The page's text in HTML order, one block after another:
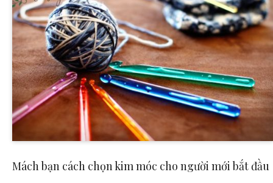
Mách bạn cách chọn kim móc cho người mới bắt đầu